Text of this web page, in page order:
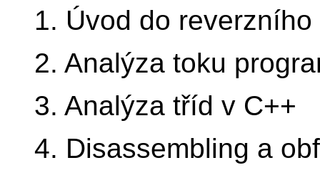
1. Úvod do
2. Analýza toku
3. Analýza tříd v C++
4. Disassembling a